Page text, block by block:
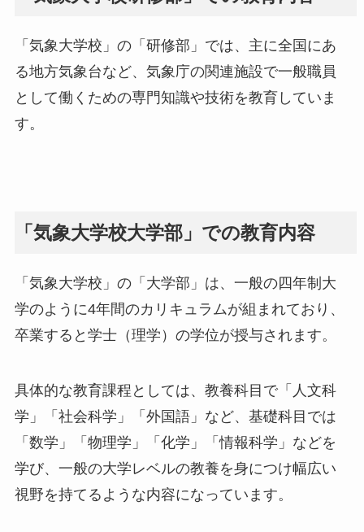
「気象大学校」の「研修部」では、主に全国にあ
る地方気象台など、気象庁の関連施設で一般職員
として働くための専門知識や技術を教育していま
す。
「気象大学校大学部」での教育内容
「気象大学校」の「大学部」は、一般の四年制大
学のように4年間のカリキュラムが組まれており、
卒業すると学士（理学）の学位が授与されます。
具体的な教育課程としては、教養科目で「人文科
学」「社会科学」「外国語」など、基礎科目では
「数学」「物理学」「化学」「情報科学」などを
学び、一般の大学レベルの教養を身につけ幅広い
視野を持てるような内容になっています。